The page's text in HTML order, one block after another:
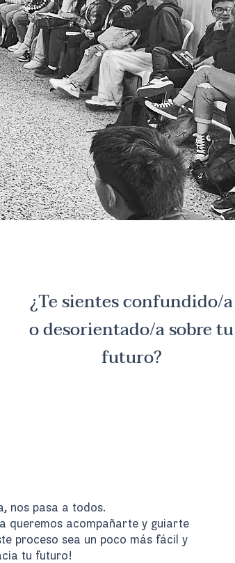
¿Te sientes confundido/a
o desorientado/a sobre tu
futuro?
nos pasa a todos.
queremos acompañarte y guiarte
proceso sea un poco más fácil y
tu futuro!